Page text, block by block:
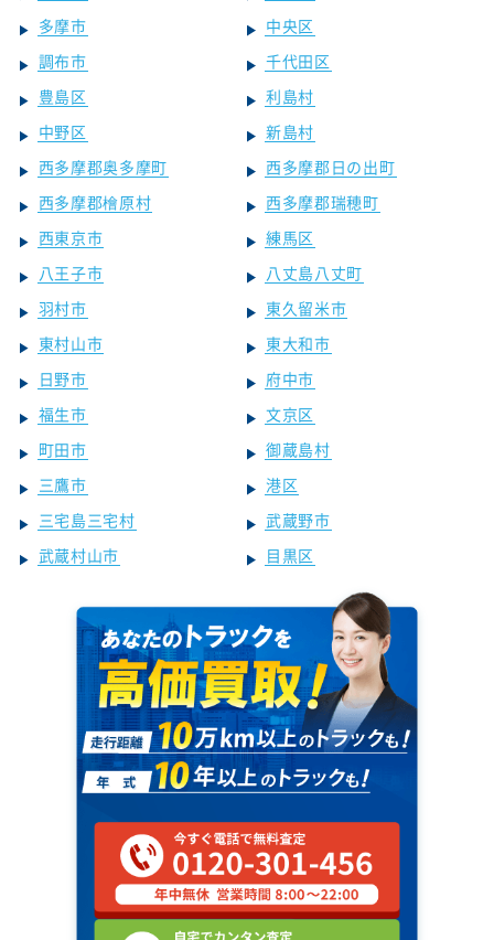
多摩市
中央区
調布市
千代田区
豊島区
利島村
中野区
新島村
西多摩郡奥多摩町
西多摩郡日の出町
西多摩郡檜原村
西多摩郡瑞穂町
西東京市
練馬区
八王子市
八丈島八丈町
羽村市
東久留米市
東村山市
東大和市
日野市
府中市
福生市
文京区
町田市
御蔵島村
三鷹市
港区
三宅島三宅村
武蔵野市
武蔵村山市
目黒区